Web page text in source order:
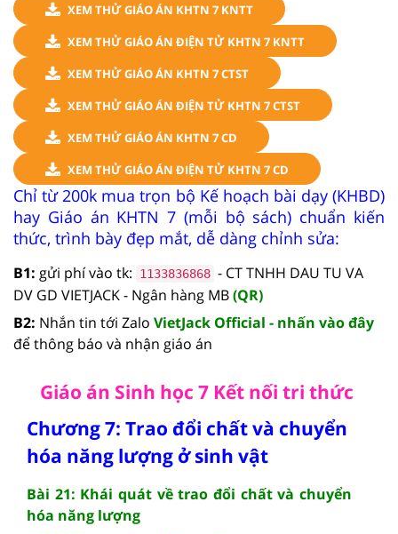
XEM THỬ GIÁO ÁN KHTN 7 KNTT
XEM THỬ GIÁO ÁN ĐIỆN TỬ KHTN 7 KNTT
XEM THỬ GIÁO ÁN KHTN 7 CTST
XEM THỬ GIÁO ÁN ĐIỆN TỬ KHTN 7 CTST
XEM THỬ GIÁO ÁN KHTN 7 CD
XEM THỬ GIÁO ÁN ĐIỆN TỬ KHTN 7 CD
Chỉ từ 200k mua trọn bộ Kế hoạch bài dạy (KHBD)
hay Giáo án KHTN 7 (mỗi bộ sách) chuẩn kiến
thức, trình bày đẹp mắt, dễ dàng chỉnh sửa:
B1: gửi phí vào tk: 1133836868 - CT TNHH DAU TU VA
DV GD VIETJACK - Ngân hàng MB(QR)
B2: Nhắn tin tới Zalo VietJack Official - nhấn vào đây
để thông báo và nhận giáo án
Giáo án Sinh học 7 Kết nối tri thức
Chương 7: Trao đổi chất và chuyển
hóa năng lượng ở sinh vật
Bài 21: Khái quát về trao đổi chất và chuyển
hóa năng lượng